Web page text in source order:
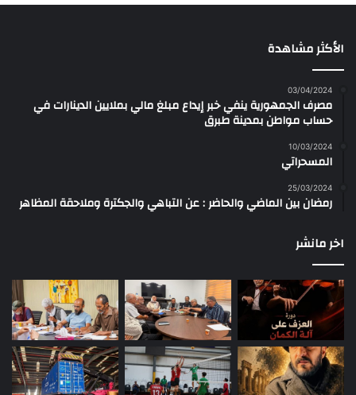
الأكثر مشاهدة
03/04/2024
مصرف الجمهورية ينفي خبر إيداع مبلغ مالي بملايين الدينارات في
حساب مواطن بمدينة طبرق
10/03/2024
المسحراتي
25/03/2024
رمضان بين الماضي والحاضر : عن التباهي والجكترة وملاحقة المظاهر
اخر مانشر